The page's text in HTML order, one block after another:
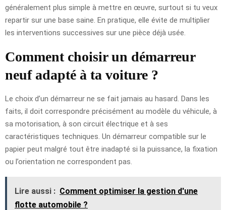
généralement plus simple à mettre en œuvre, surtout si tu veux
repartir sur une base saine. En pratique, elle évite de multiplier
les interventions successives sur une pièce déjà usée.
Comment choisir un démarreur
neuf adapté à ta voiture ?
Le choix d’un démarreur ne se fait jamais au hasard. Dans les
faits, il doit correspondre précisément au modèle du véhicule, à
sa motorisation, à son circuit électrique et à ses
caractéristiques techniques. Un démarreur compatible sur le
papier peut malgré tout être inadapté si la puissance, la fixation
ou l’orientation ne correspondent pas.
Lire aussi : Comment optimiser la gestion d'une
flotte automobile ?